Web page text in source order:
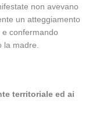
non avevano
un atteggiamento
confermando
madre.
territoriale ed ai